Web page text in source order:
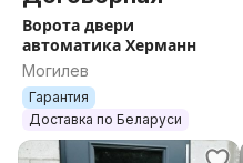
Ворота двери
автоматика Херманн
Могилев
Гарантия
Доставка по Беларуси